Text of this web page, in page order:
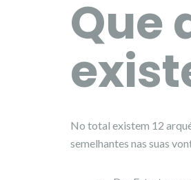
Que
No total existem 12
semelhantes nas suas